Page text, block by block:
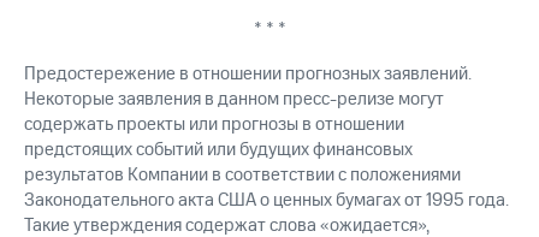
* * *
Предостережение в отношении прогнозных заявлений.
Некоторые заявления в данном пресс-релизе могут
содержать проекты или прогнозы в отношении
предстоящих событий или будущих финансовых
результатов Компании в соответствии с положениями
Законодательного акта США о ценных бумагах от 1995 года.
Такие утверждения содержат слова «ожидается»,